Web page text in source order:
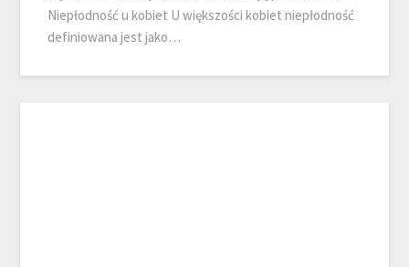
Niepłodność u kobiet U większości kobiet niepłodność
definiowana jest jako…